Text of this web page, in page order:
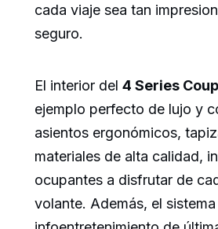
cada viaje sea tan
seguro.
El interior del 4 Series
ejemplo perfecto de lujo y
asientos ergonómicos,
materiales de alta calidad,
ocupantes a disfrutar de
volante. Además, el